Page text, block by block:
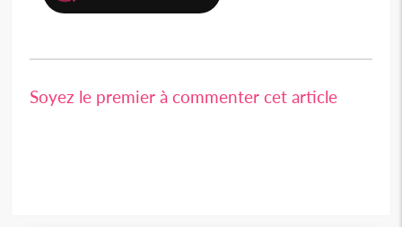
Soyez le premier à commenter cet article